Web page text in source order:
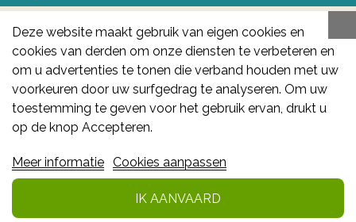
Deze website maakt gebruik van eigen cookies en
cookies van derden om onze diensten te verbeteren en
om u advertenties te tonen die verband houden met uw
voorkeuren door uw surfgedrag te analyseren. Om uw
toestemming te geven voor het gebruik ervan, drukt u
op de knop Accepteren.
Meer informatie Cookies aanpassen
IK AANVAARD
FAGG
Het FAGG is de bevoegde autoriteit voor
geneesmiddelen en gezondheidsproducten in België.
Deze site valt onder haar controle.
Gezondheidsproducten - FAGG: Galileelaan 5/03
1210 Brussel